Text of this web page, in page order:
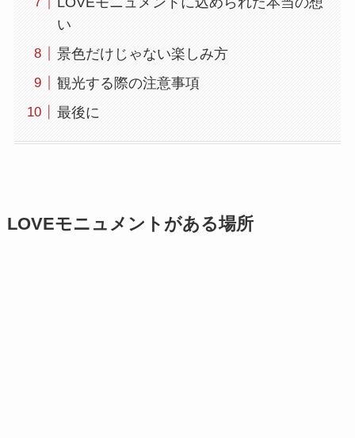
い
景色だけじゃない楽しみ方
観光する際の注意事項
最後に
LOVEモニュメントがある場所